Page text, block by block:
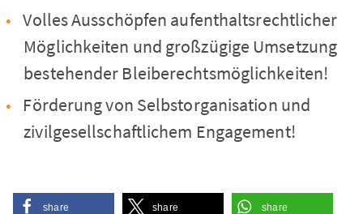
Volles Ausschöpfen aufenthaltsrechtlicher
Möglichkeiten und großzügige Umsetzung
bestehender Bleiberechtsmöglichkeiten!
Förderung von Selbstorganisation und
zivilgesellschaftlichem Engagement!
share share share